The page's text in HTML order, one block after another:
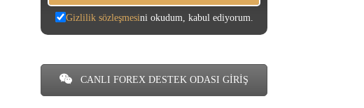
Gizlilik sözleşmesini okudum, kabul ediyorum.
CANLI FOREX DESTEK ODASI GİRİŞ